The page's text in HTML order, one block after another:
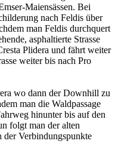
Maiensässen. Bei
nach Feldis über
man Feldis durchquert
asphaltierte Strasse
Plidera und fährt weiter
weiter bis nach Pro
wo dann der Downhill zu
man die Waldpassage
hinunter bis auf den
folgt man der alten
der Verbindungspunkte